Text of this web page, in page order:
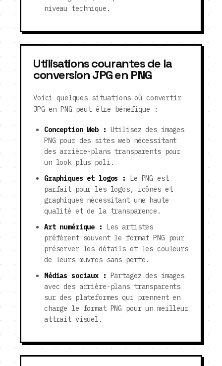
niveau technique.
Utilisations courantes de la
conversion JPG en PNG
Voici quelques situations où convertir
JPG en PNG peut être bénéfique :
Conception Web : Utilisez des images
PNG pour des sites web nécessitant
des arrière-plans transparents pour
un look plus poli.
Graphiques et logos :
Le PNG est
parfait pour les logos, icônes et
graphiques nécessitant une haute
qualité et de la transparence.
Art numérique :
Les artistes
préfèrent souvent le format PNG pour
préserver les détails et les couleurs
de leurs œuvres sans perte.
Médias sociaux : Partagez des images
avec des arrière-plans transparents
sur des plateformes qui prennent en
charge le format PNG pour un meilleur
attrait visuel.